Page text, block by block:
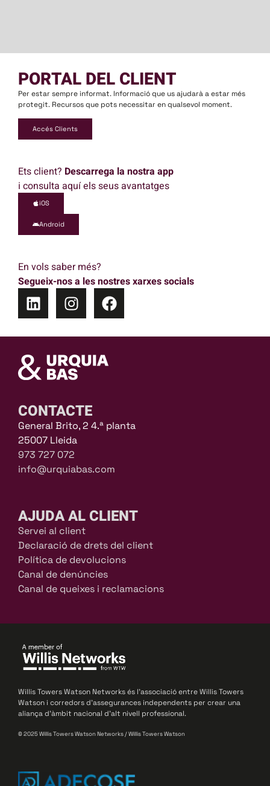
PORTAL DEL CLIENT
Per estar sempre informat. Informació que us ajudarà a estar més
protegit. Recursos que pots necessitar en qualsevol moment.
Accés Clients
Ets client? Descarrega la nostra app
i consulta aquí els seus avantatges
iOS
Android
En vols saber més?
Segueix-nos a les nostres xarxes socials
CONTACTE
General Brito, 2 4.ª planta
25007 Lleida
973 727 072
info@urquiabas.com
AJUDA AL CLIENT
Servei al client
Declaració de drets del client
Política de devolucions
Canal de denúncies
Canal de queixes i reclamacions
Willis Towers Watson Networks és l’associació entre Willis Towers
Watson i corredors d’assegurances independents per crear una
aliança d’àmbit nacional d’alt nivell professional.
© 2025 Willis Towers Watson Networks / Willis Towers Watson